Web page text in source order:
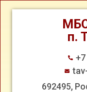
п.
692495,